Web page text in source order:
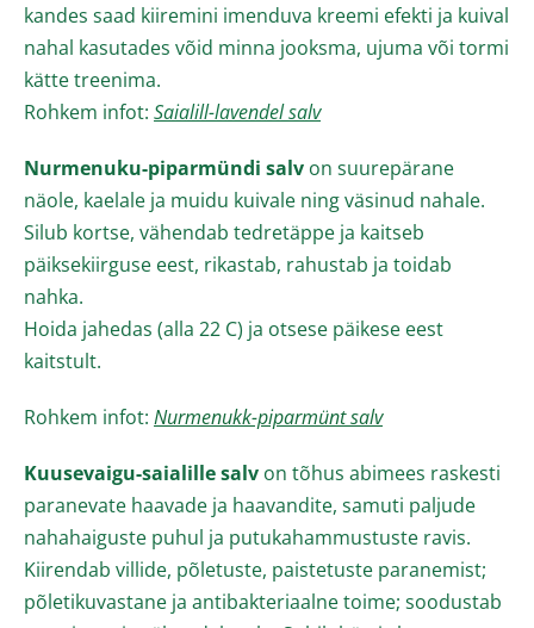
kandes saad kiiremini imenduva kreemi efekti ja kuival
nahal kasutades võid minna jooksma, ujuma või tormi
kätte treenima.
Rohkem infot: Saialill-lavendel salv
Nurmenuku-piparmündi salv on suurepärane
näole, kaelale ja muidu kuivale ning väsinud nahale.
Silub kortse, vähendab tedretäppe ja kaitseb
päiksekiirguse eest, rikastab, rahustab ja toidab
nahka.
Hoida jahedas (alla 22 C) ja otsese päikese eest
kaitstult.
Rohkem infot: Nurmenukk-piparmünt salv
Kuusevaigu-saialille salv on tõhus abimees raskesti
paranevate haavade ja haavandite, samuti paljude
nahahaiguste puhul ja putukahammustuste ravis.
Kiirendab villide, põletuste, paistetuste paranemist;
põletikuvastane ja antibakteriaalne toime; soodustab